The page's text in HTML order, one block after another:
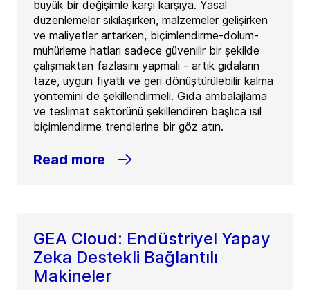
büyük bir değişimle karşı karşıya. Yasal
düzenlemeler sıkılaşırken, malzemeler gelişirken
ve maliyetler artarken, biçimlendirme-dolum-
mühürleme hatları sadece güvenilir bir şekilde
çalışmaktan fazlasını yapmalı - artık gıdaların
taze, uygun fiyatlı ve geri dönüştürülebilir kalma
yöntemini de şekillendirmeli. Gıda ambalajlama
ve teslimat sektörünü şekillendiren başlıca ısıl
biçimlendirme trendlerine bir göz atın.
Read more
GEA Cloud: Endüstriyel Yapay
Zeka Destekli Bağlantılı
Makineler